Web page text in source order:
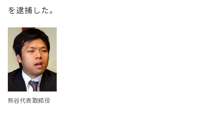
を逮捕した。
熊谷代表取締役